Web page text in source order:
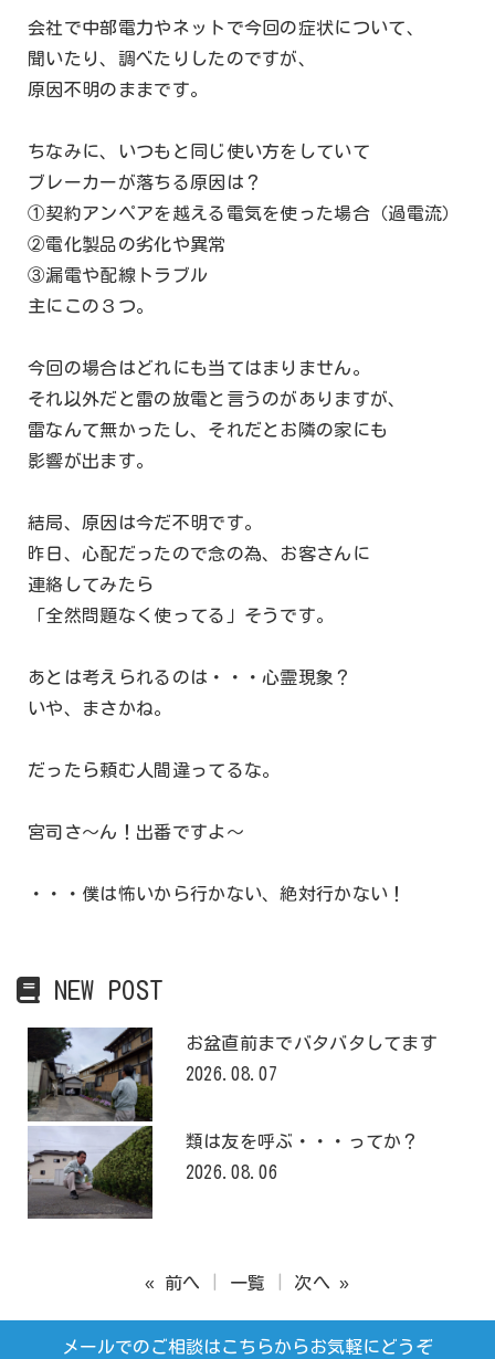
会社で中部電力やネットで今回の症状について、
聞いたり、調べたりしたのですが、
原因不明のままです。
ちなみに、いつもと同じ使い方をしていて
ブレーカーが落ちる原因は？
①契約アンペアを越える電気を使った場合（過電流）
②電化製品の劣化や異常
③漏電や配線トラブル
主にこの３つ。
今回の場合はどれにも当てはまりません。
それ以外だと雷の放電と言うのがありますが、
雷なんて無かったし、それだとお隣の家にも
影響が出ます。
結局、原因は今だ不明です。
昨日、心配だったので念の為、お客さんに
連絡してみたら
「全然問題なく使ってる」そうです。
あとは考えられるのは・・・心霊現象？
いや、まさかね。
だったら頼む人間違ってるな。
宮司さ～ん！出番ですよ～
・・・僕は怖いから行かない、絶対行かない！
NEW POST
お盆直前までバタバタしてます
2026.08.07
類は友を呼ぶ・・・ってか？
2026.08.06
« 前へ 一覧 次へ »
メールでのご相談はこちらからお気軽にどうぞ